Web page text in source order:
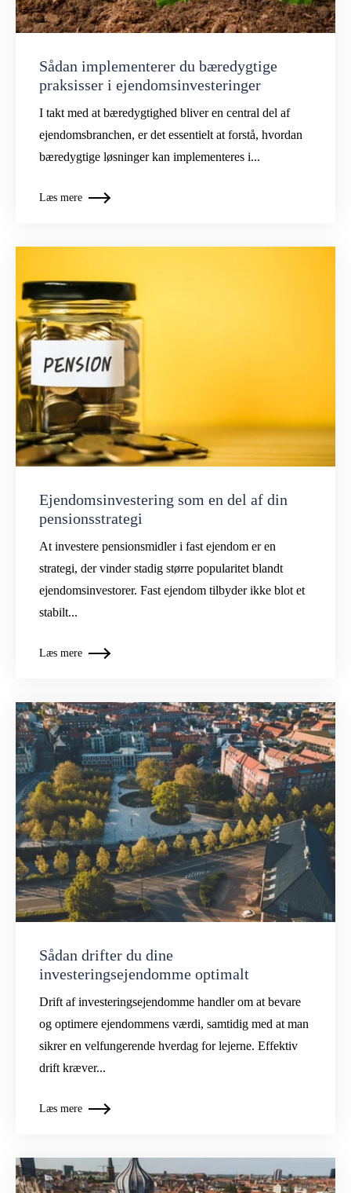
Sådan implementerer du bæredygtige
praksisser i ejendomsinvesteringer
I takt med at bæredygtighed bliver en central del af
ejendomsbranchen, er det essentielt at forstå, hvordan
bæredygtige løsninger kan implementeres i...
Læs mere
Ejendomsinvestering som en del af din
pensionsstrategi
At investere pensionsmidler i fast ejendom er en
strategi, der vinder stadig større popularitet blandt
ejendomsinvestorer. Fast ejendom tilbyder ikke blot et
stabilt...
Læs mere
Sådan drifter du dine
investeringsejendomme optimalt
Drift af investeringsejendomme handler om at bevare
og optimere ejendommens værdi, samtidig med at man
sikrer en velfungerende hverdag for lejerne. Effektiv
drift kræver...
Læs mere